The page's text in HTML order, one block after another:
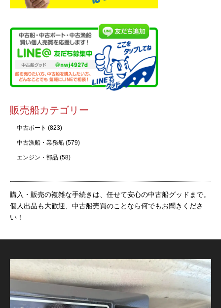
販売船カテゴリー
中古ボート (823)
中古漁船・業務船 (579)
エンジン・部品 (58)
購入・販売の複雑な手続きは、任せて安心の中古船グッドまで。
個人出品も大歓迎、中古船売買のことなら何でもお聞きくださ
い！